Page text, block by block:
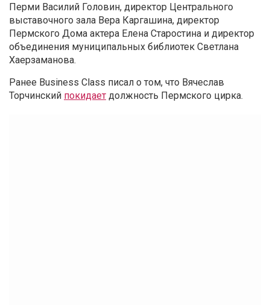
Перми Василий Головин, директор Центрального
выставочного зала Вера Каргашина, директор
Пермского Дома актера Елена Старостина и директор
объединения муниципальных библиотек Светлана
Хаерзаманова.
Ранее Business Class писал о том, что Вячеслав
Торчинский покидает должность Пермского цирка.